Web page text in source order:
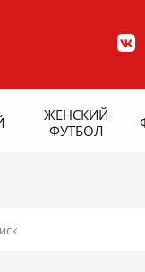
ЖЕНСКИЙ
ФУТБОЛ